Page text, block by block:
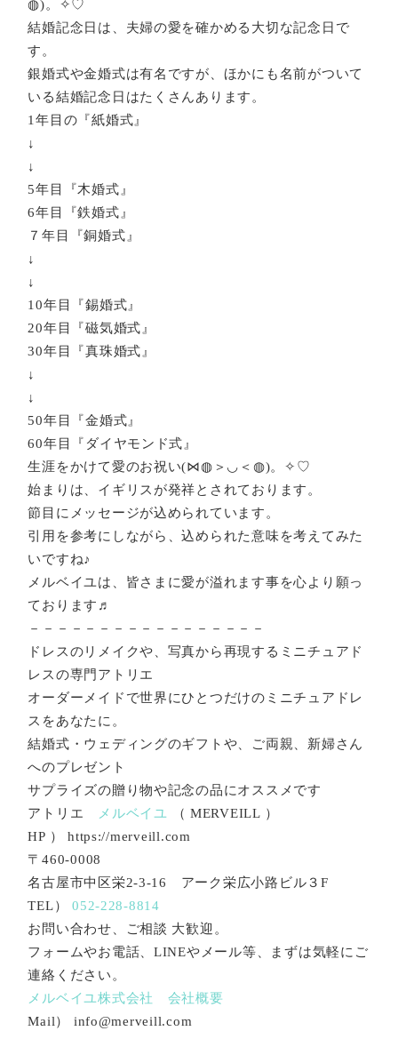
◍)。✧♡
結婚記念日は、夫婦の愛を確かめる大切な記念日で
す。
銀婚式や金婚式は有名ですが、ほかにも名前がついて
いる結婚記念日はたくさんあります。
1年目の『紙婚式』
↓
↓
5年目『木婚式』
6年目『鉄婚式』
７年目『銅婚式』
↓
↓
10年目『錫婚式』
20年目『磁気婚式』
30年目『真珠婚式』
↓
↓
50年目『金婚式』
60年目『ダイヤモンド式』
生涯をかけて愛のお祝い(⋈◍＞◡＜◍)。✧♡
始まりは、イギリスが発祥とされております。
節目にメッセージが込められています。
引用を参考にしながら、込められた意味を考えてみた
いですね♪
メルベイユは、皆さまに愛が溢れます事を心より願っ
ております♬
－－－－－－－－－－－－－－－－－
ドレスのリメイクや、写真から再現するミニチュアド
レスの専門アトリエ
オーダーメイドで世界にひとつだけのミニチュアドレ
スをあなたに。
結婚式・ウェディングのギフトや、ご両親、新婦さん
へのプレゼント
サプライズの贈り物や記念の品にオススメです
アトリエ
メルベイユ
（ MERVEILL ）
HP ） https://merveill.com
〒460-0008
名古屋市中区栄2-3-16 アーク栄広小路ビル３F
TEL）052-228-8814
お問い合わせ、ご相談 大歓迎。
フォームやお電話、LINEやメール等、まずは気軽にご
連絡ください。
メルベイユ株式会社 会社概要
Mail） info@merveill.com